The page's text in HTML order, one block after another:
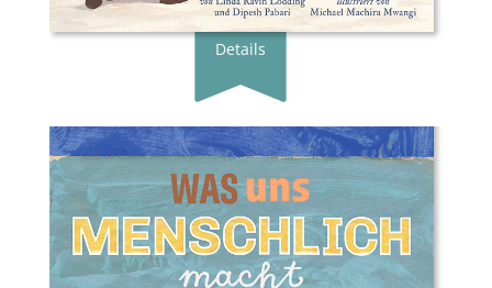
Details
Buchautor*in: Victor D.O. Santos
Illustrator*in: Anna Forlati
Übersetzer*in:Dayan Kodua